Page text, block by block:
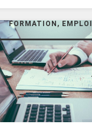
FORMATION, EMPLOI